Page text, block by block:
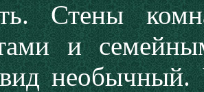
Стены
и
необычный.